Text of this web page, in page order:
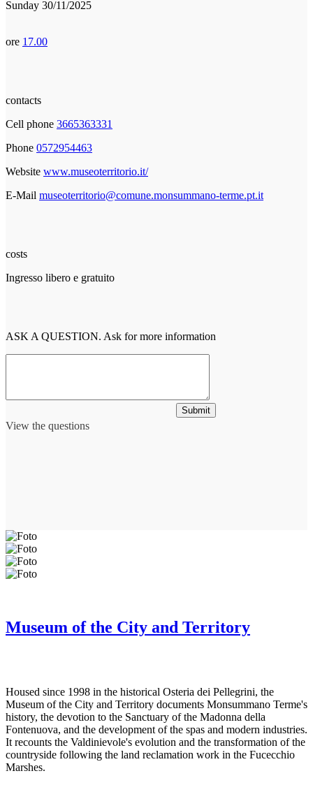
Sunday 30/11/2025
ore 17.00
contacts
Cell phone 3665363331
Phone 0572954463
Website www.museoterritorio.it/
E-Mail museoterritorio@comune.monsummano-terme.pt.it
costs
Ingresso libero e gratuito
ASK A QUESTION. Ask for more information
View the questions
Submit
Museum of the City and Territory
Housed since 1998 in the historical Osteria dei Pellegrini, the
Museum of the City and Territory documents Monsummano Terme's
history, the devotion to the Sanctuary of the Madonna della
Fontenuova, and the development of the spas and modern industries.
It recounts the Valdinievole's evolution and the transformation of the
countryside following the land reclamation work in the Fucecchio
Marshes.